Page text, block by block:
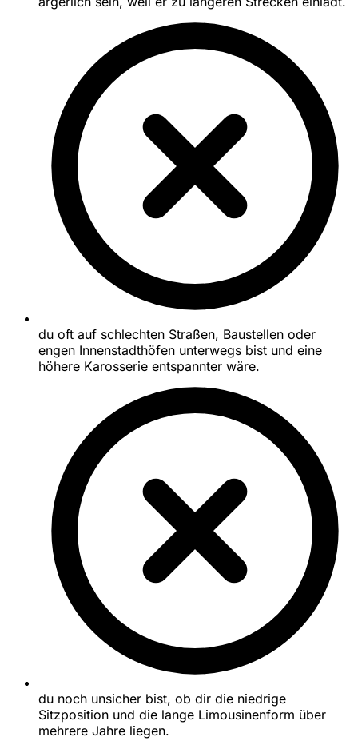
du oft auf schlechten Straßen, Baustellen oder
engen Innenstadthöfen unterwegs bist und eine
höhere Karosserie entspannter wäre.
du noch unsicher bist, ob dir die niedrige
Sitzposition und die lange Limousinenform über
mehrere Jahre liegen.